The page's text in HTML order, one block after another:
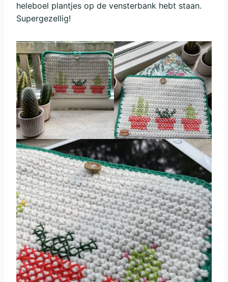
heleboel plantjes op de vensterbank hebt staan.
Supergezellig!